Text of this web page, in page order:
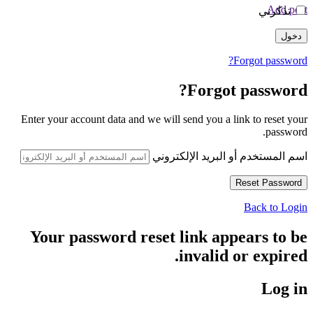
Add post
تذكرني
Forgot password?
Forgot password?
Enter your account data and we will send you a link to reset your
password.
اسم المستخدم أو البريد الإلكتروني
Back to Login
Your password reset link appears to be
invalid or expired.
Log in